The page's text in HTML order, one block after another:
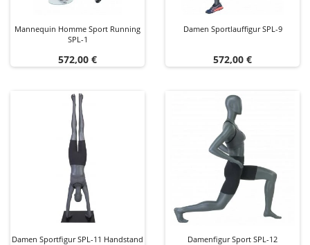
Mannequin Homme Sport Running
SPL-1
Preis
572,00 €
Damen Sportlauffigur SPL-9
Preis
572,00 €
Damen Sportfigur SPL-11 Handstand
Damenfigur Sport SPL-12